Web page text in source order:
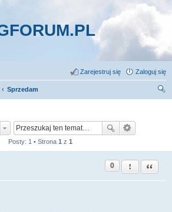
Zaloguj się
Zarejestruj się
Sprzedam
Posty: 1 • Strona 1 z 1
0 Zgłoś ten post
Cytuj